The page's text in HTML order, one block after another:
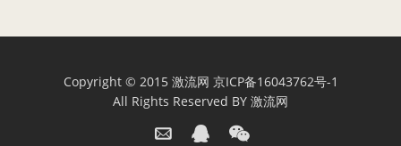
Copyright © 2015 激流网 京ICP备16043762号-1
All Rights Reserved BY 激流网